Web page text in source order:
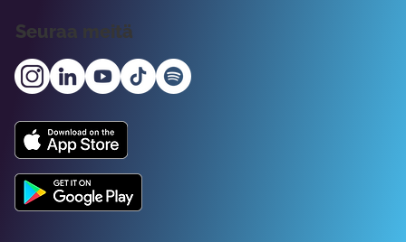
Seuraa meitä